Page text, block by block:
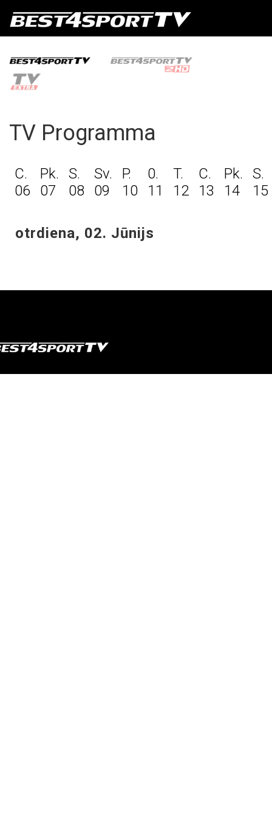
TV Programma
C.
06
Pk.
07
S.
08
Sv.
09
P.
10
0.
11
T.
12
C.
13
Pk.
14
S.
15
otrdiena, 02. Jūnijs